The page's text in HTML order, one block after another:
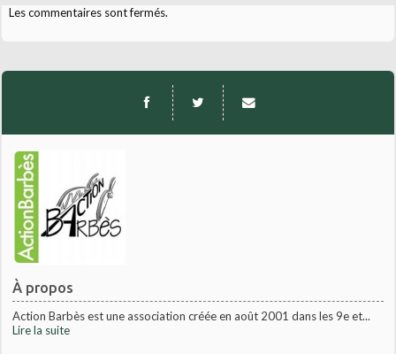
À propos
Action Barbès est une association créée en août 2001 dans les 9e et...
Lire la suite
Les commentaires sont fermés.